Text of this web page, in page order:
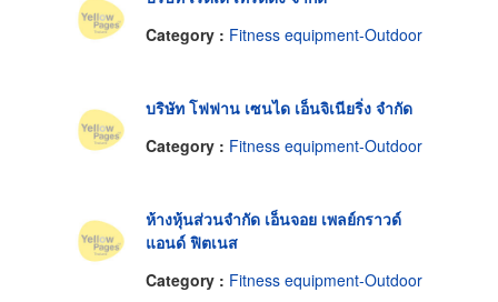
Category : Fitness equipment-Outdoor
บริษัท โฟฟาน เซนได เอ็นจิเนียริ่ง จำกัด
Category : Fitness equipment-Outdoor
ห้างหุ้นส่วนจำกัด เอ็นจอย เพลย์กราวด์
แอนด์ ฟิตเนส
Category : Fitness equipment-Outdoor